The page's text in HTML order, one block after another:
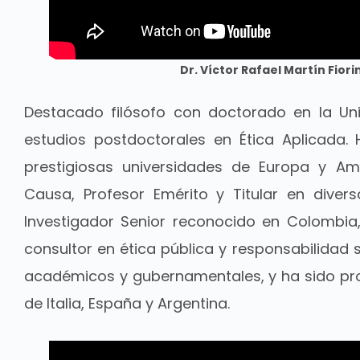
Dr. Víctor Rafael Martín
Destacado filósofo con doctorado en la
estudios postdoctorales en Ética Aplicada.
prestigiosas universidades de Europa y
Causa, Profesor Emérito y Titular en
Investigador Senior reconocido en
consultor en ética pública y responsabilidad
académicos y gubernamentales, y ha sido
de Italia, España y Argentina.